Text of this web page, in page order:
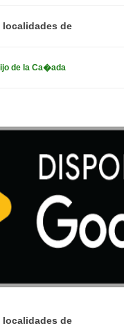
localidades de
de la Ca�ada
localidades de